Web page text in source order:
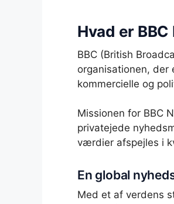
Hvad er BBC
BBC (British
organisationen, der
kommercielle og
Missionen for BBC
privatejede
værdier afspejles i
En global
Med et af verdens